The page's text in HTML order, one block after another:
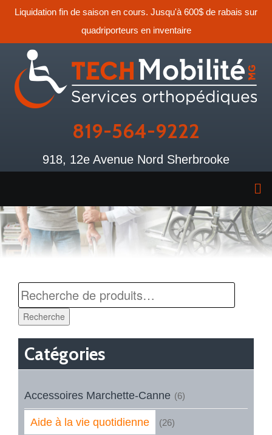
Liquidation fin de saison en cours. Jusqu'à 600$ de rabais sur
quadriporteurs en inventaire
819-564-9222
918, 12e Avenue Nord Sherbrooke
Recherche
Catégories
Accessoires Marchette-Canne (6)
Aide à la vie quotidienne (26)